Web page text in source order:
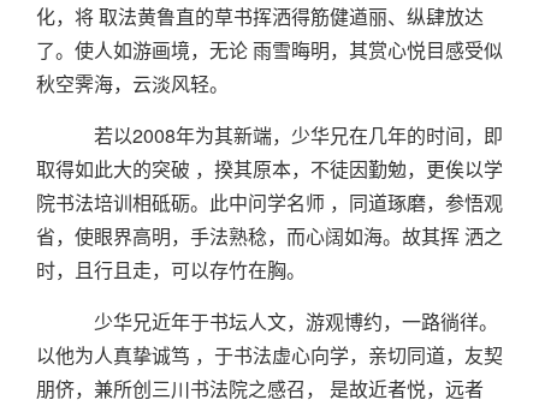
化，将 取法黄鲁直的草书挥洒得筋健遒丽、纵肆放达
了。使人如游画境，无论 雨雪晦明，其赏心悦目感受似
秋空霁海，云淡风轻。
若以2008年为其新端，少华兄在几年的时间，即
取得如此大的突破 ，揆其原本，不徒因勤勉，更俟以学
院书法培训相砥砺。此中问学名师 ，同道琢磨，参悟观
省，使眼界高明，手法熟稔，而心阔如海。故其挥 洒之
时，且行且走，可以存竹在胸。
少华兄近年于书坛人文，游观博约，一路徜徉。
以他为人真挚诚笃 ，于书法虚心向学，亲切同道，友契
朋侪，兼所创三川书法院之感召， 是故近者悦，远者